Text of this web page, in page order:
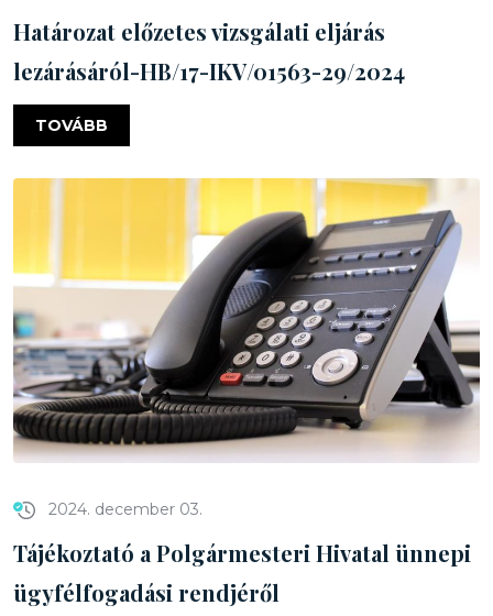
Határozat előzetes vizsgálati eljárás
lezárásáról-HB/17-IKV/01563-29/2024
TOVÁBB
2024. december 03.
Tájékoztató a Polgármesteri Hivatal ünnepi
ügyfélfogadási rendjéről